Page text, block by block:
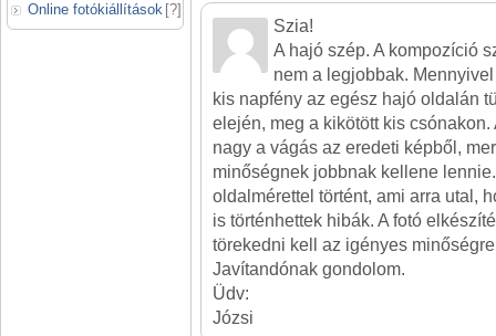
Online fotókiállítások [?]
Szia!
A hajó szép. A kompozíció
nem a legjobbak.
kis napfény az egész hajó oldalán
elején, meg a kikötött kis
nagy a vágás az eredeti képből,
minőségnek jobbnak kellene
oldalmérettel történt, ami arra utal,
is történhettek hibák. A fotó
törekedni kell az igényes
Javítandónak gondolom.
Üdv:
Józsi